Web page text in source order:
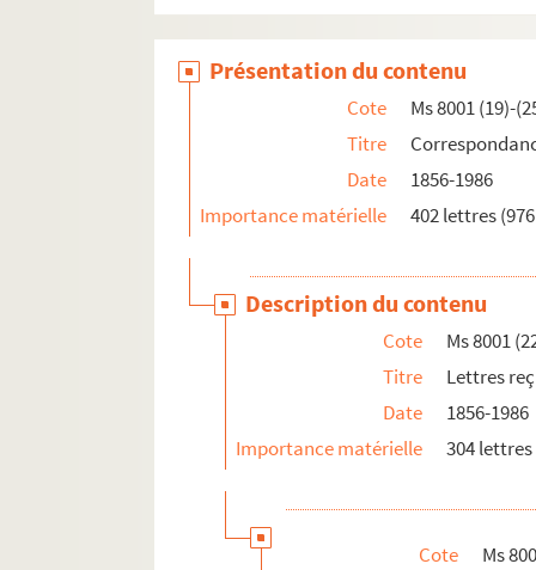
Ms 8001 (192). Disquettes
Présentation du contenu
Cote
Ms 8001 (19)-
Titre
Date
1856-1986
Importance matérielle
402 lettres
Description du contenu
Cote
Ms 8001
Titre
Lettres
Date
1856-1986
Importance matérielle
304
Cote
Ms